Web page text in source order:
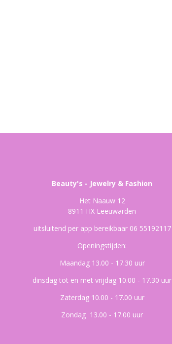
Beauty's - Jewelry & Fashion
Het Naauw 12
8911 HX Leeuwarden
uitsluitend per app bereikbaar 06 55192117
Openingstijden:
Maandag 13.00 - 17.30 uur
dinsdag tot en met vrijdag 10.00 - 17.30 uur
Zaterdag 10.00 - 17.00 uur
Zondag 13.00 - 17.00 uur